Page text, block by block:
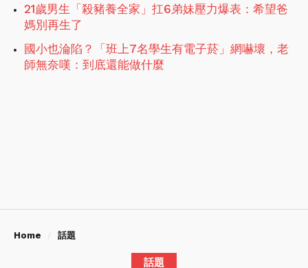
21歲男生「殺豬養全家」扛6弟妹壓力爆表：希望爸
媽別再生了
國小也淪陷？「班上7名學生有電子菸」網嚇壞，老
師無奈嘆：到底還能做什麼
Home 話題
話題